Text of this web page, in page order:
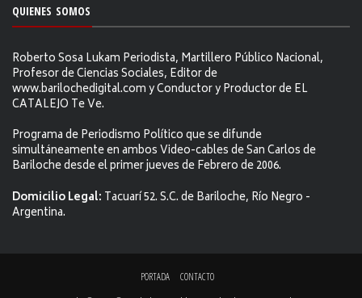
QUIENES SOMOS
Roberto Sosa Lukam Periodista, Martillero Público Nacional,
Profesor de Ciencias Sociales, Editor de
www.barilochedigital.com y Conductor y Productor de EL
CATALEJO Te Ve.
Programa de Periodismo Político que se difunde
simultáneamente en ambos Video-cables de San Carlos de
Bariloche desde el primer jueves de Febrero de 2006.
Domicilio Legal: Tacuarí 52. S.C. de Bariloche, Río Negro -
Argentina.
PORTADA CONTACTO